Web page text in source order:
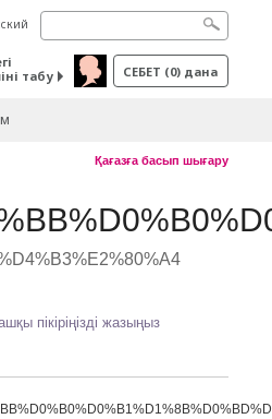
табу
СЕБЕТ (0) дана
Қағазға басып шығару
пікіріңізді жазыңыз